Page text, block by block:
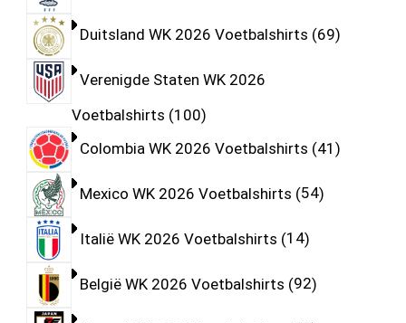
Duitsland WK 2026 Voetbalshirts 69
Verenigde Staten WK 2026
Voetbalshirts 100
Colombia WK 2026 Voetbalshirts 41
Mexico WK 2026 Voetbalshirts 54
Italië WK 2026 Voetbalshirts 14
België WK 2026 Voetbalshirts 92